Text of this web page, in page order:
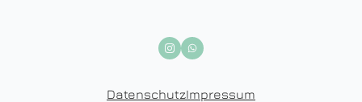
DatenschutzImpressum